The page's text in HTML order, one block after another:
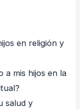
en religión y
a mis hijos en la
salud y